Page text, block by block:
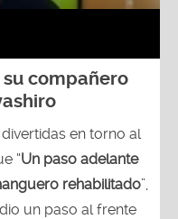
compañero
en torno al
“Un paso adelante
rehabilitado”,
dio un paso al frente